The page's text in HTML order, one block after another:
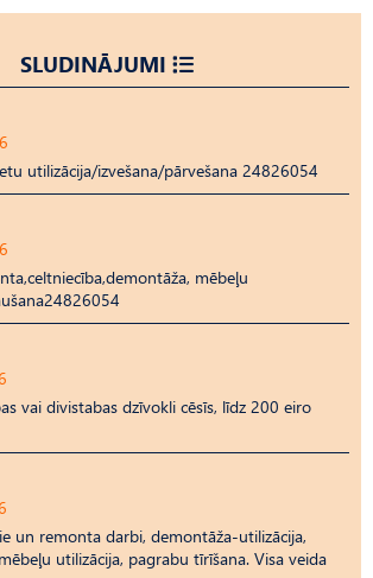
SLUDINĀJUMI
utilizācija/izvešana/pārvešana 24826054
mēbeļu
vai divistabas dzīvokli cēsīs, līdz 200 eiro
un remonta darbi, demontāža-utilizācija,
utilizācija, pagrabu tīrīšana. Visa veida